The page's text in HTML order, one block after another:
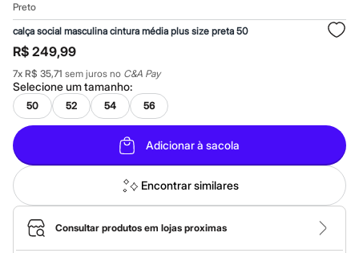
Até 20% off
Até 40% off
Até 60% off
A partir de 60% off
Feminino
Em alta
Inverno
Alfaiataria
Novidades
Roupas
Blusas e Camisetas
Básicos
Calças
Casacos e Jaquetas
Jeans
Macacões
Saias
Preto
calça social masculina cintura média plus size preta 50
R$ 249,99
7x R$ 35,71 sem juros no C&A Pay
Selecione umtamanho:
50 52 54 56
Adicionar à sacola
Encontrar similares
Consultar produtos em lojas proximas